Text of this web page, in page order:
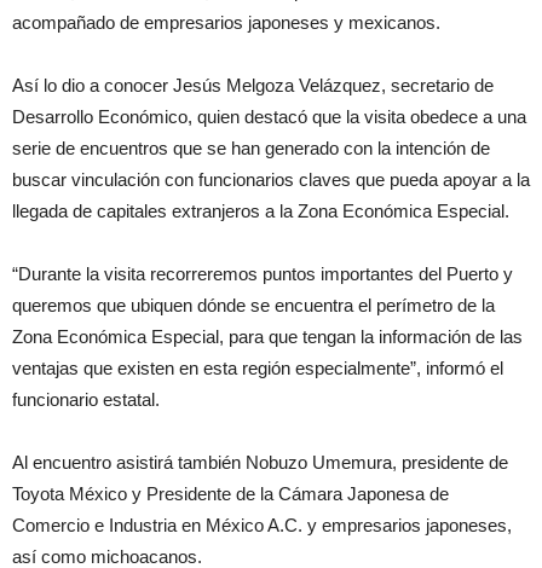
acompañado de empresarios japoneses y mexicanos.
Así lo dio a conocer Jesús Melgoza Velázquez, secretario de
Desarrollo Económico, quien destacó que la visita obedece a una
serie de encuentros que se han generado con la intención de
buscar vinculación con funcionarios claves que pueda apoyar a la
llegada de capitales extranjeros a la Zona Económica Especial.
“Durante la visita recorreremos puntos importantes del Puerto y
queremos que ubiquen dónde se encuentra el perímetro de la
Zona Económica Especial, para que tengan la información de las
ventajas que existen en esta región especialmente”, informó el
funcionario estatal.
Al encuentro asistirá también Nobuzo Umemura, presidente de
Toyota México y Presidente de la Cámara Japonesa de
Comercio e Industria en México A.C. y empresarios japoneses,
así como michoacanos.